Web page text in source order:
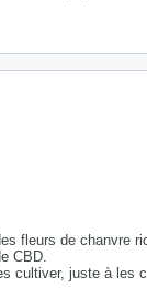
fleurs de chanvre
CBD.
cultiver, juste à les